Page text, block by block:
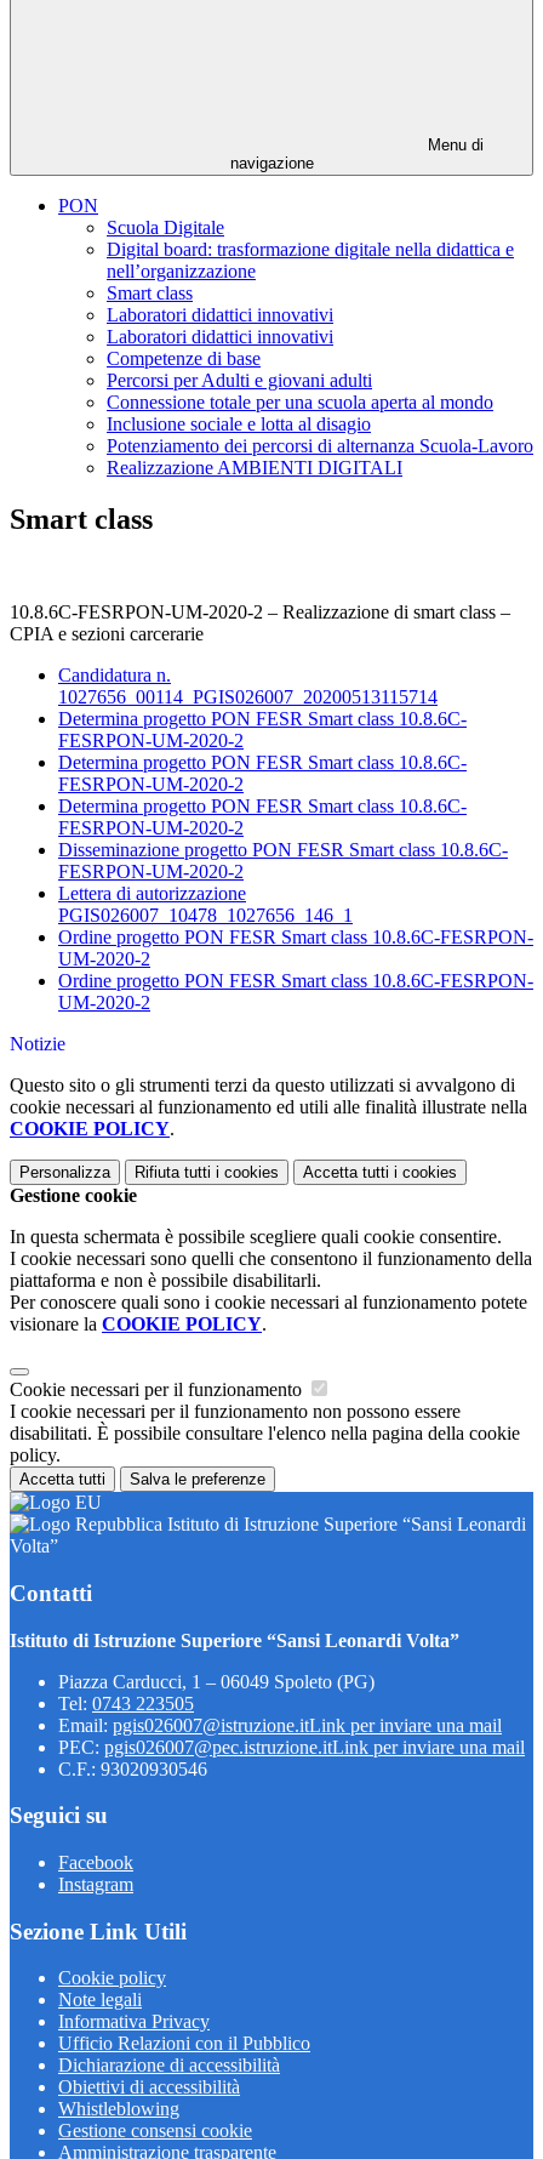
Menu di
navigazione
PON
Scuola Digitale
Digital board: trasformazione digitale nella didattica e
nell’organizzazione
Smart class
Laboratori didattici innovativi
Laboratori didattici innovativi
Competenze di base
Percorsi per Adulti e giovani adulti
Connessione totale per una scuola aperta al mondo
Inclusione sociale e lotta al disagio
Potenziamento dei percorsi di alternanza Scuola-Lavoro
Realizzazione AMBIENTI DIGITALI
Smart class
10.8.6C-FESRPON-UM-2020-2 – Realizzazione di smart class –
CPIA e sezioni carcerarie
Candidatura n.
1027656_00114_PGIS026007_20200513115714
Determina progetto PON FESR Smart class 10.8.6C-
FESRPON-UM-2020-2
Determina progetto PON FESR Smart class 10.8.6C-
FESRPON-UM-2020-2
Determina progetto PON FESR Smart class 10.8.6C-
FESRPON-UM-2020-2
Disseminazione progetto PON FESR Smart class 10.8.6C-
FESRPON-UM-2020-2
Lettera di autorizzazione
PGIS026007_10478_1027656_146_1
Ordine progetto PON FESR Smart class 10.8.6C-FESRPON-
UM-2020-2
Ordine progetto PON FESR Smart class 10.8.6C-FESRPON-
UM-2020-2
Notizie
Questo sito o gli strumenti terzi da questo utilizzati si avvalgono di
cookie necessari al funzionamento ed utili alle finalità illustrate nella
COOKIE POLICY.
Personalizza Rifiuta tutti i cookies Accetta tutti i cookies
Gestione cookie
In questa schermata è possibile scegliere quali cookie consentire.
I cookie necessari sono quelli che consentono il funzionamento della
piattaforma e non è possibile disabilitarli.
Per conoscere quali sono i cookie necessari al funzionamento potete
visionare la COOKIE POLICY.
Cookie necessari per il funzionamento
I cookie necessari per il funzionamento non possono essere
disabilitati. È possibile consultare l'elenco nella pagina della cookie
policy.
Accetta tutti Salva le preferenze
Istituto di Istruzione Superiore “Sansi Leonardi
Volta”
Contatti
Istituto di Istruzione Superiore “Sansi Leonardi Volta”
Piazza Carducci, 1 – 06049 Spoleto (PG)
Tel: 0743 223505
Email: pgis026007@istruzione.itLink per inviare una mail
PEC: pgis026007@pec.istruzione.itLink per inviare una mail
C.F.: 93020930546
Seguici su
Facebook
Instagram
Sezione Link Utili
Cookie policy
Note legali
Informativa Privacy
Ufficio Relazioni con il Pubblico
Dichiarazione di accessibilità
Obiettivi di accessibilità
Whistleblowing
Gestione consensi cookie
Amministrazione trasparente